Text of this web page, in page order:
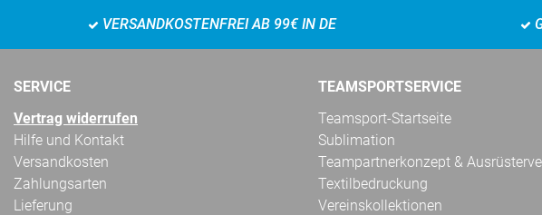
VERSANDKOSTENFREI AB 99€ IN DE
SERVICE
Vertrag widerrufen
Hilfe und Kontakt
Versandkosten
Zahlungsarten
Lieferung
TEAMSPORTSERVICE
Teamsport-Startseite
Sublimation
Teampartnerkonzept &
Textilbedruckung
Vereinskollektionen